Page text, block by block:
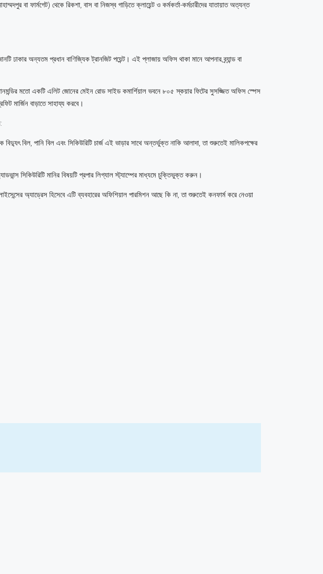
বা ফার্মগেট) থেকে রিকশা, বাস বা নিজস্ব গাড়িতে ক্লায়েন্ট ও কর্মকর্তা-কর্মচারীদের যাতায়াত অত্যন্ত
ঢাকার অন্যতম প্রধান বাণিজ্যিক ট্রানজিট পয়েন্ট। এই প্লাজায় অফিস থাকা মানে আপনার ব্র্যান্ড বা
ধানমন্ডির মতো একটি এলিট জোনের মেইন রোড সাইড কমার্শিয়াল ভবনে ৮০৫ স্কয়ার ফিটের সুসজ্জিত অফিস স্পেস
মার্জিন বাড়াতে সাহায্য করবে।
বিদ্যুৎ বিল, পানি বিল এবং সিকিউরিটি চার্জ এই ভাড়ার সাথে অন্তর্ভুক্ত নাকি আলাদা, তা শুরুতেই মালিকপক্ষের
সিকিউরিটি মানির বিষয়টি প্রপার লিগ্যাল স্ট্যাম্পের মাধ্যমে চুক্তিভুক্ত করুন।
অ্যাড্রেস হিসেবে এটি ব্যবহারের অফিশিয়াল পারমিশন আছে কি না, তা শুরুতেই কনফার্ম করে নেওয়া